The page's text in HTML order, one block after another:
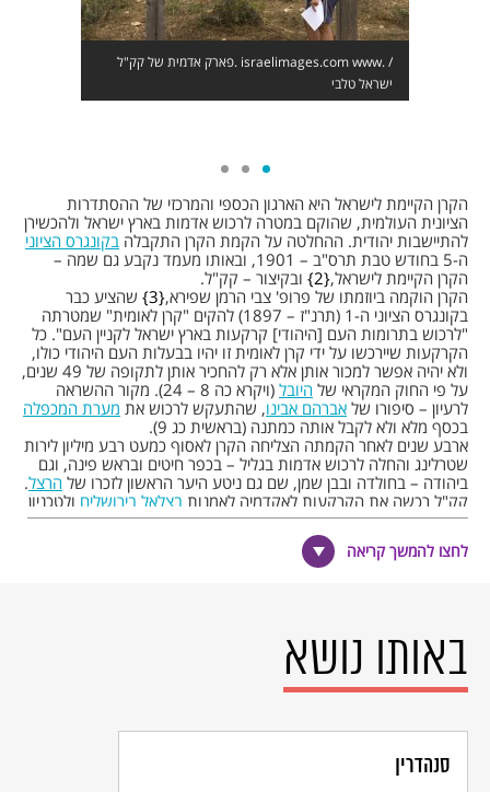
פארק אדמית של קק"ל. israelimages.com www. /
ישראל טלבי
הקרן הקיימת לישראל היא הארגון הכספי והמרכזי של ההסתדרות
הציונית העולמית, שהוקם במטרה לרכוש אדמות בארץ ישראל ולהכשירן
להתיישבות יהודית. ההחלטה על הקמת הקרן התקבלה בקונגרס הציוני
ה-5 בחודש טבת תרס"ב – 1901, ובאותו מעמד נקבע גם שמה –
הקרן הקיימת לישראל, 2 ובקיצור – קק"ל.
הקרן הוקמה ביוזמתו של פרופ' צבי הרמן שפירא, 3 שהציע כבר
בקונגרס הציוני ה-1 (תרנ"ז – 1897) להקים "קרן לאומית" שמטרתה
"לרכוש בתרומות העם [היהודי] קרקעות בארץ ישראל לקניין העם". כל
הקרקעות שיירכשו על ידי קרן לאומית זו יהיו בבעלות העם היהודי כולו,
ולא יהיה אפשר למכור אותן אלא רק להחכיר אותן לתקופה של 49 שנים,
על פי החוק המקראי של היובל
(ויקרא כה 8 – 24). מקור ההשראה
לרעיון – סיפורו של אברהם אבינו, שהתעקש לרכוש את מערת המכפלה
בכסף מלא ולא לקבל אותה כמתנה (בראשית כג 9).
ארבע שנים לאחר הקמתה הצליחה הקרן לאסוף כמעט רבע מיליון לירות
שטרלינג והחלה לרכוש אדמות בגליל – בכפר חיטים ובראש פינה, וגם
ביהודה – בחולדה ובבן שמן, שם גם ניטע היער הראשון לזכרו של הרצל.
קק"ל רכשה את הקרקעות לאקדמיה לאמנות בצלאל בירושלים ולטכניון
בחיפה, סייעה בהקמת העיר תל אביב ובייסוד אם הקבוצות – דגניה,
וכעבור זמן – רכשה את אדמות עמק יזרעאל.
במשך 19 שנים הייתה קק"ל אחראית גם לרכישת הקרקעות בארץ וגם
קרקעות בארץ ישראל, ואף הרחיבה את תחומי פעילותה – לייבוש
ביצות, נטיעה וייעור ולפעולות הסברה וחינוך (כרזות, ספרי לימוד וסרטי
קולנוע).
עדמלחמת העצמאות
כמיליון דונם ברחבי הארץ. לאחר מכן העבירה המדינה לרשות קק"ל עוד
לחצו להמשך קריאה
באותו נושא
סנהדרין